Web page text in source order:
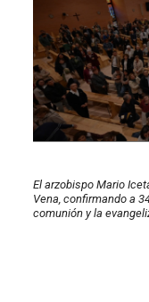
El arzobispo Mario
Vena, confirmando a
comunión y la